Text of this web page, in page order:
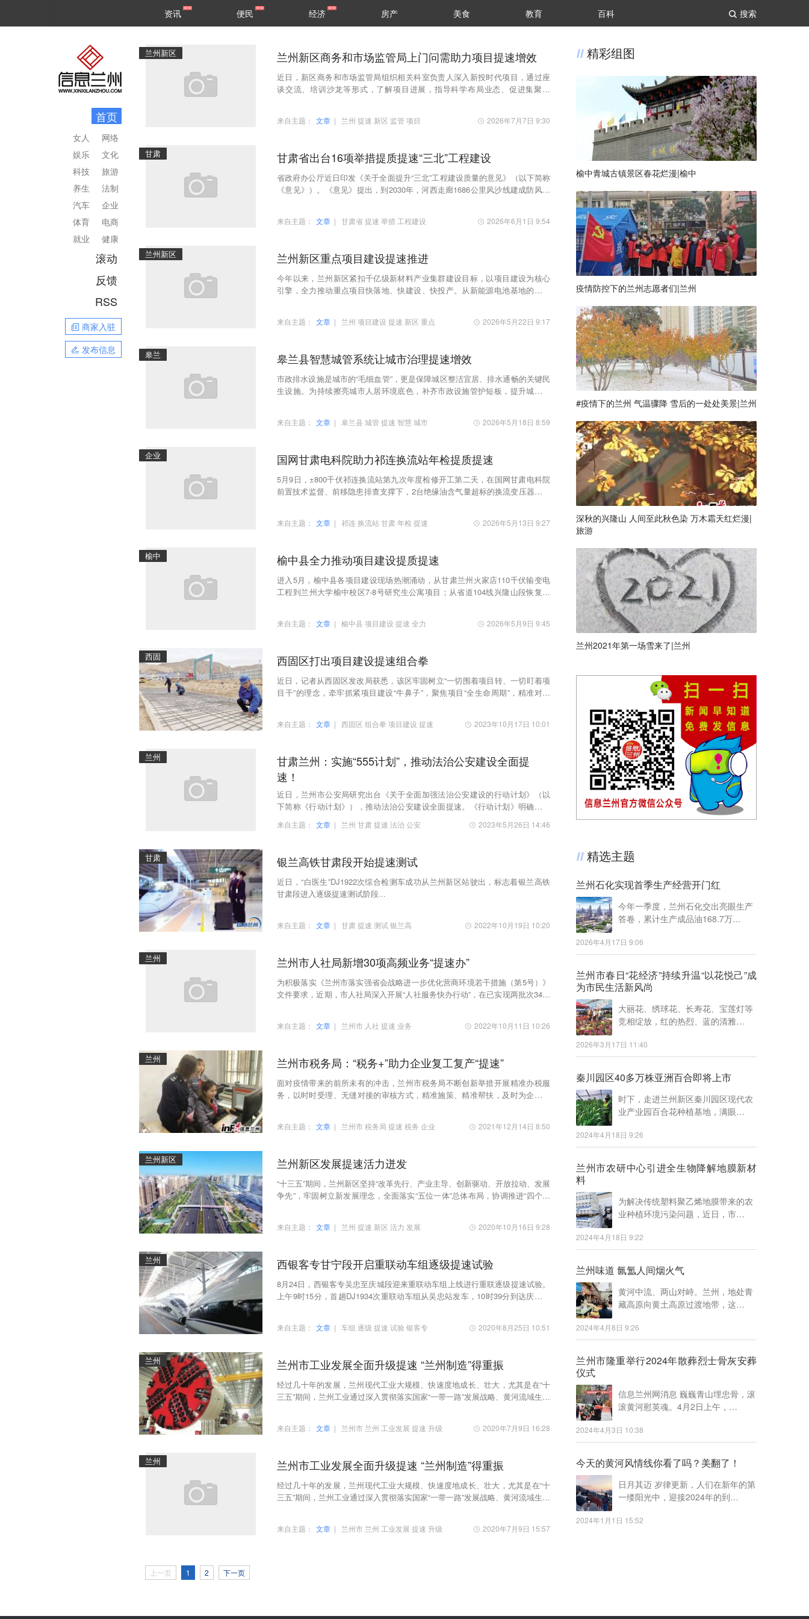
搜索
区县
资讯 便民 经济 房产 美食 教育 百科
首页
网络
文化
旅游
法制
企业
电商
健康
女人
娱乐
科技
养生
汽车
体育
就业
滚动
反馈
RSS
商家入驻
发布信息
兰州新区 兰州新区商务和市场监管局上门问需助力项目提速增效
近日，新区商务和市场监管局组织相关科室负责人深入新投时代项目，通过座
谈交流、培训沙龙等形式，了解项目进展，指导科学布局业态、促进集聚发
来自主题： 文章 | 兰州 提速 新区 监管 项目 2026年7月7日 9:30
甘肃 甘肃省出台16项举措提质提速“三北”工程建设
省政府办公厅近日印发《关于全面提升“三北”工程建设质量的意见》（以下简称
《意见》）。《意见》提出，到2030年，河西走廊1686公里风沙线建成防风固
来自主题： 文章 | 甘肃省提速 举措 工程建设 2026年6月1日 9:54
兰州新区 兰州新区重点项目建设提速推进
今年以来，兰州新区紧扣千亿级新材料产业集群建设目标，以项目建设为核心
引擎，全力推动重点项目快落地、快建设、快投产。从新能源电池基地的塔吊
来自主题： 文章 | 兰州 项目建设 提速 新区 重点 2026年5月22日 9:17
皋兰 皋兰县智慧城管系统让城市治理提速增效
市政排水设施是城市的“毛细血管”，更是保障城区整洁宜居、排水通畅的关键民
生设施。为持续擦亮城市人居环境底色，补齐市政设施管护短板，提升城市精
来自主题： 文章 | 皋兰县城管 提速 智慧 城市 2026年5月18日 8:59
企业 国网甘肃电科院助力祁连换流站年检提质提速
5月9日，±800千伏祁连换流站第九次年度检修开工第二天，在国网甘肃电科院
前置技术监督、前移隐患排查支撑下，2台绝缘油含气量超标的换流变压器已完
来自主题： 文章 | 祁连换流站甘肃 年检 提速 2026年5月13日 9:27
榆中 榆中县全力推动项目建设提质提速
进入5月，榆中县各项目建设现场热潮涌动，从甘肃兰州火家店110千伏输变电
工程到兰州大学榆中校区7-8号研究生公寓项目；从省道104线兴隆山段恢复重
来自主题： 文章 | 榆中县项目建设 提速 全力 2026年5月9日 9:45
西固 西固区打出项目建设提速组合拳
近日，记者从西固区发改局获悉，该区牢固树立“一切围着项目转、一切盯着项
目干”的理念，牵牢抓紧项目建设“牛鼻子”，聚焦项目“全生命周期”，精准对接
来自主题： 文章 | 西固区 组合拳 项目建设 提速 2023年10月17日 10:01
兰州
甘肃兰州：实施“555计划”，推动法治公安建设全面提
速！
近日，兰州市公安局研究出台《关于全面加强法治公安建设的行动计划》（以
下简称《行动计划》），推动法治公安建设全面提速。《行动计划》明确了法
来自主题： 文章 | 兰州 甘肃 提速 法治公安 2023年5月26日 14:46
甘肃 银兰高铁甘肃段开始提速测试
近日，“白医生”DJ1922次综合检测车成功从兰州新区站驶出，标志着银兰高铁
甘肃段进入逐级提速测试阶段...
来自主题： 文章 | 甘肃 提速 测试 银兰高 2022年10月19日 10:20
兰州 兰州市人社局新增30项高频业务“提速办”
为积极落实《兰州市落实强省会战略进一步优化营商环境若干措施（第5号）》
文件要求，近期，市人社局深入开展“人社服务快办行动”，在已实现两批次34项
来自主题： 文章 | 兰州市 人社 提速 业务 2022年10月11日 10:26
兰州 兰州市税务局：“税务+”助力企业复工复产“提速”
面对疫情带来的前所未有的冲击，兰州市税务局不断创新举措开展精准办税服
务，以时时受理、无缝对接的审核方式，精准施策、精准帮扶，及时为企业纾
来自主题： 文章 | 兰州市税务局 提速 税务 企业 2021年12月14日 8:50
兰州新区 兰州新区发展提速活力迸发
“十三五”期间，兰州新区坚持“改革先行、产业主导、创新驱动、开放拉动、发展
争先”，牢固树立新发展理念，全面落实“五位一体”总体布局，协调推进“四个全
来自主题： 文章 | 兰州 提速 新区 活力 发展 2020年10月16日 9:28
兰州 西银客专甘宁段开启重联动车组逐级提速试验
8月24日，西银客专吴忠至庆城段迎来重联动车组上线进行重联逐级提速试验。
上午9时15分，首趟DJ1934次重联动车组从吴忠站发车，10时39分到达庆城车
来自主题： 文章 | 车组 逐级 提速 试验 银客专 2020年8月25日 10:51
兰州 兰州市工业发展全面升级提速 “兰州制造”得重振
经过几十年的发展，兰州现代工业大规模、快速度地成长、壮大，尤其是在“十
三五”期间，兰州工业通过深入贯彻落实国家“一带一路”发展战略、黄河流域生态
来自主题： 文章 | 兰州市 兰州 工业发展 提速 升级 2020年7月9日 16:28
兰州 兰州市工业发展全面升级提速 “兰州制造”得重振
经过几十年的发展，兰州现代工业大规模、快速度地成长、壮大，尤其是在“十
三五”期间，兰州工业通过深入贯彻落实国家“一带一路”发展战略、黄河流域生态
来自主题： 文章 | 兰州市 兰州 工业发展 提速 升级 2020年7月9日 15:57
上一页 1 2 下一页
精彩组图
榆中青城古镇景区春花烂漫|榆中
疫情防控下的兰州志愿者们|兰州
#疫情下的兰州 气温骤降 雪后的一处处美景|兰州
深秋的兴隆山 人间至此秋色染 万木霜天红烂漫|
旅游
兰州2021年第一场雪来了|兰州
精选主题
兰州石化实现首季生产经营开门红
今年一季度，兰州石化交出亮眼生产
答卷，累计生产成品油168.7万…
2026年4月17日 9:06
兰州市春日“花经济”持续升温“以花悦己”成
为市民生活新风尚
大丽花、绣球花、长寿花、宝莲灯等
竞相绽放，红的热烈、蓝的清雅…
2026年3月17日 11:40
秦川园区40多万株亚洲百合即将上市
时下，走进兰州新区秦川园区现代农
业产业园百合花种植基地，满眼…
2024年4月18日 9:26
兰州市农研中心引进全生物降解地膜新材
料
为解决传统塑料聚乙烯地膜带来的农
业种植环境污染问题，近日，市…
2024年4月18日 9:22
兰州味道 氤氲人间烟火气
黄河中流、两山对峙。兰州，地处青
藏高原向黄土高原过渡地带，这…
2024年4月8日 9:26
兰州市隆重举行2024年散葬烈士骨灰安葬
仪式
信息兰州网消息 巍巍青山埋忠骨，滚
滚黄河慰英魂。4月2日上午，…
2024年4月3日 10:38
今天的黄河风情线你看了吗？美翻了！
日月其迈 岁律更新，人们在新年的第
一缕阳光中，迎接2024年的到…
2024年1月1日 15:52